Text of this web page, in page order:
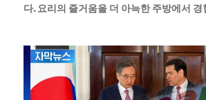
다. 요리의 즐거움을 더 아늑한 주방에서